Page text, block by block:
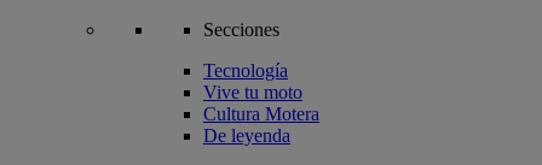
Secciones
Tecnología
Vive tu moto
Cultura Motera
De leyenda